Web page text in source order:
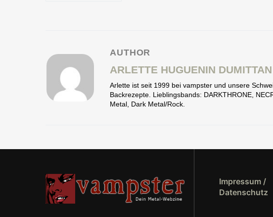
AUTHOR
ARLETTE HUGUENIN DUMITTAN
Arlette ist seit 1999 bei vampster und unsere
Backrezepte. Lieblingsbands: DARKTHRONE,
Metal, Dark Metal/Rock.
Impressum /
Datenschutz